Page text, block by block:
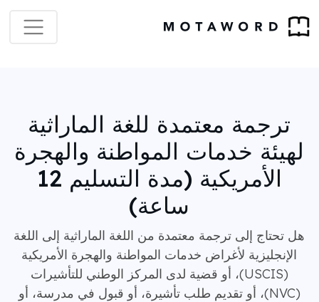
ترجمة معتمدة للغة الماراثية
لهيئة خدمات المواطنة والهجرة
الأمريكية (مدة التسليم 12
ساعة)
هل تحتاج إلى ترجمة معتمدة من اللغة الماراثية إلى اللغة
الإنجليزية لأغراض خدمات المواطنة والهجرة الأمريكية
(USCIS)، أو قضية لدى المركز الوطني للتأشيرات
(NVC)، أو تقديم طلب تأشيرة، أو قبول في مدرسة، أو